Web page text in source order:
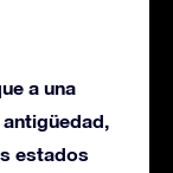
a una
estados